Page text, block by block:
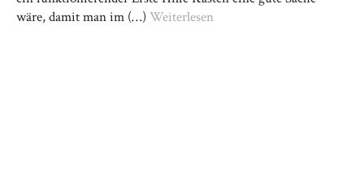
wäre, damit man im (…)Weiterlesen